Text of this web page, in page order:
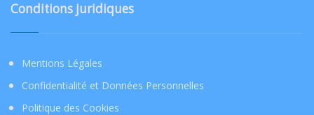
Conditions juridiques
Mentions Légales
Confidentialité et Données Personnelles
Politique des Cookies